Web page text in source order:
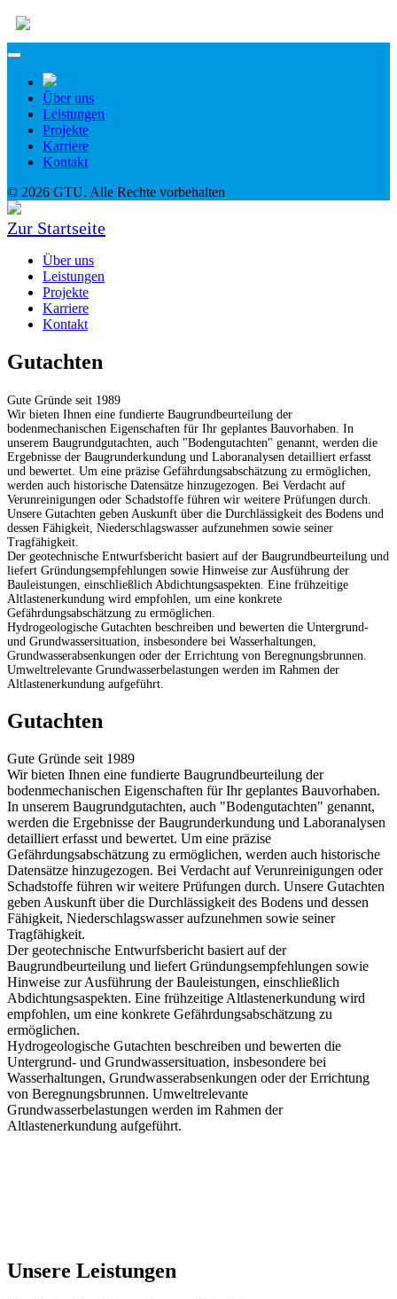
Über uns
Leistungen
Projekte
Karriere
Kontakt
© 2026 GTU. Alle Rechte vorbehalten
Zur Startseite
Über uns
Leistungen
Projekte
Karriere
Kontakt
Gutachten
Gute Gründe seit 1989
Wir bieten Ihnen eine fundierte Baugrundbeurteilung der
bodenmechanischen Eigenschaften für Ihr geplantes Bauvorhaben. In
unserem Baugrundgutachten, auch "Bodengutachten" genannt, werden die
Ergebnisse der Baugrunderkundung und Laboranalysen detailliert erfasst
und bewertet. Um eine präzise Gefährdungsabschätzung zu ermöglichen,
werden auch historische Datensätze hinzugezogen. Bei Verdacht auf
Verunreinigungen oder Schadstoffe führen wir weitere Prüfungen durch.
Unsere Gutachten geben Auskunft über die Durchlässigkeit des Bodens und
dessen Fähigkeit, Niederschlagswasser aufzunehmen sowie seiner
Tragfähigkeit.
Der geotechnische Entwurfsbericht basiert auf der Baugrundbeurteilung und
liefert Gründungsempfehlungen sowie Hinweise zur Ausführung der
Bauleistungen, einschließlich Abdichtungsaspekten. Eine frühzeitige
Altlastenerkundung wird empfohlen, um eine konkrete
Gefährdungsabschätzung zu ermöglichen.
Hydrogeologische Gutachten beschreiben und bewerten die Untergrund-
und Grundwassersituation, insbesondere bei Wasserhaltungen,
Grundwasserabsenkungen oder der Errichtung von Beregnungsbrunnen.
Umweltrelevante Grundwasserbelastungen werden im Rahmen der
Altlastenerkundung aufgeführt.
Gutachten
Gute Gründe seit 1989
Wir bieten Ihnen eine fundierte Baugrundbeurteilung der
bodenmechanischen Eigenschaften für Ihr geplantes Bauvorhaben.
In unserem Baugrundgutachten, auch "Bodengutachten" genannt,
werden die Ergebnisse der Baugrunderkundung und Laboranalysen
detailliert erfasst und bewertet. Um eine präzise
Gefährdungsabschätzung zu ermöglichen, werden auch historische
Datensätze hinzugezogen. Bei Verdacht auf Verunreinigungen oder
Schadstoffe führen wir weitere Prüfungen durch. Unsere Gutachten
geben Auskunft über die Durchlässigkeit des Bodens und dessen
Fähigkeit, Niederschlagswasser aufzunehmen sowie seiner
Tragfähigkeit.
Der geotechnische Entwurfsbericht basiert auf der
Baugrundbeurteilung und liefert Gründungsempfehlungen sowie
Hinweise zur Ausführung der Bauleistungen, einschließlich
Abdichtungsaspekten. Eine frühzeitige Altlastenerkundung wird
empfohlen, um eine konkrete Gefährdungsabschätzung zu
ermöglichen.
Hydrogeologische Gutachten beschreiben und bewerten die
Untergrund- und Grundwassersituation, insbesondere bei
Wasserhaltungen, Grundwasserabsenkungen oder der Errichtung
von Beregnungsbrunnen. Umweltrelevante
Grundwasserbelastungen werden im Rahmen der
Altlastenerkundung aufgeführt.
Unsere Leistungen